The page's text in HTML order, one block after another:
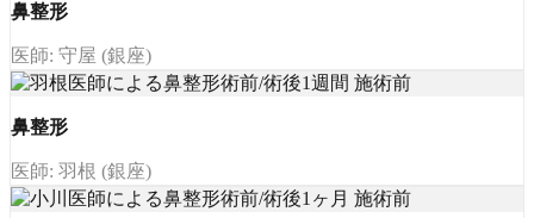
鼻整形
医師: 守屋 (銀座)
鼻整形
医師: 羽根 (銀座)